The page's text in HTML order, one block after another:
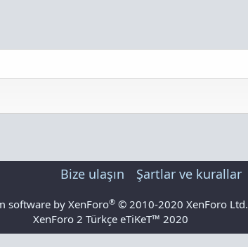
Bize ulaşın Şartlar ve kurallar
software by XenForo® © 2010-2020 XenForo Ltd.
XenForo 2 Türkçe eTiKeT™ 2020